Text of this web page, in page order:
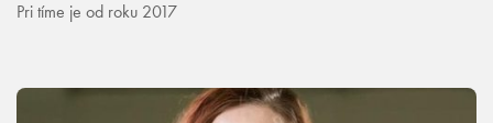
Pri tíme je od roku 2017